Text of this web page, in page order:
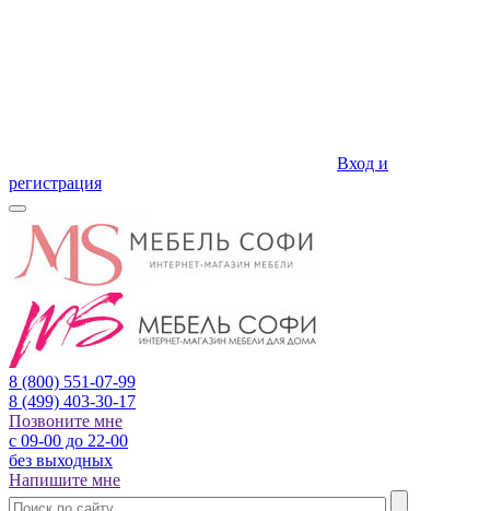
Вход и
регистрация
8 (800) 551-07-99
8 (499) 403-30-17
Позвоните мне
с 09-00 до 22-00
без выходных
Напишите мне